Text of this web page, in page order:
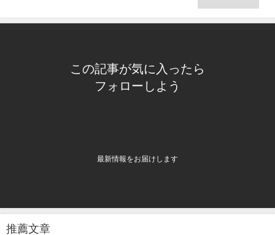
この記事が気に入ったら
フォローしよう
最新情報をお届けします
推薦文章